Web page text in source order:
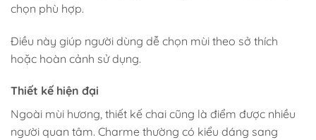
chọn phù hợp.
Điều này giúp người dùng dễ chọn mùi theo sở thích
hoặc hoàn cảnh sử dụng.
Thiết kế hiện đại
Ngoài mùi hương, thiết kế chai cũng là điểm được nhiều
người quan tâm. Charme thường có kiểu dáng sang